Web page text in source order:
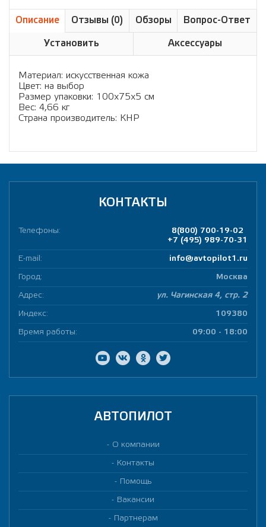
Описание Отзывы (0) Обзоры Вопрос-Ответ
Установить Аксессуары
Материал: искусственная кожа
Цвет: на выбор
Размер упаковки: 100х75х5 см
Вес: 4,66 кг
Страна производитель: КНР
КОНТАКТЫ
Телефоны:
8(800) 700-19-02
+7 (495) 989-70-31
E-mail: info@avtopilot1.ru
Город: Москва
Адрес: ул. Чагинская 4, стр. 2
Индекс: 109380
Время работы: 09:00 - 18:00
АВТОПИЛОТ
О компании
Контакты
Помощь
Вакансии
Партнерам